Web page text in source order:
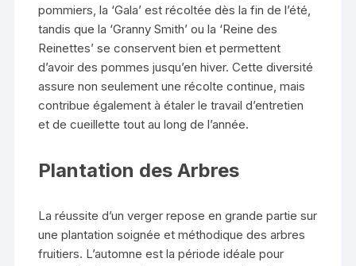
pommiers, la ‘Gala’ est récoltée dès la fin de l’été,
tandis que la ‘Granny Smith’ ou la ‘Reine des
Reinettes’ se conservent bien et permettent
d’avoir des pommes jusqu’en hiver. Cette diversité
assure non seulement une récolte continue, mais
contribue également à étaler le travail d’entretien
et de cueillette tout au long de l’année.
Plantation des Arbres
La réussite d’un verger repose en grande partie sur
une plantation soignée et méthodique des arbres
fruitiers. L’automne est la période idéale pour